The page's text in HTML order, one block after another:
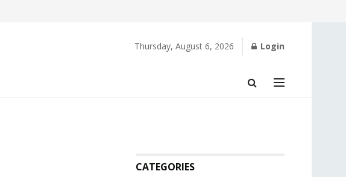
Thursday, August 6, 2026 Login
CATEGORIES